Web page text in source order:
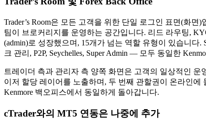
Trader’s Room은 모든 고객을 위한 단일 로그인 표면(화
팀이 브로커리지를 운영하는 공간입니다. 리드 라우팅,
(admin)로 성장했으며, 15개가 넘는 역할 유형이 있습니다.
크 관리, P2P, Seychelles, Super Admin — 모두 동일한
트레이더 측과 관리자 측 양쪽 화면은 고객의 일상적인
이저 할당 레이어를 노출하며, 두 번째 관할권이 온라인에
Kenmore 백오피스에서 동일하게 돌아갑니다.
cTrader와의 MT5 연동은 나중에 추가